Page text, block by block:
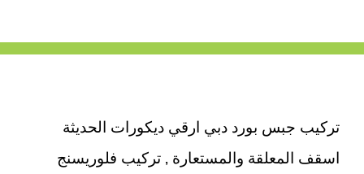
مغلقة
تركيب جبس بورد دبي ارقي ديكورات الحديثة
اسقف المعلقة والمستعارة , تركيب فلوريسنج